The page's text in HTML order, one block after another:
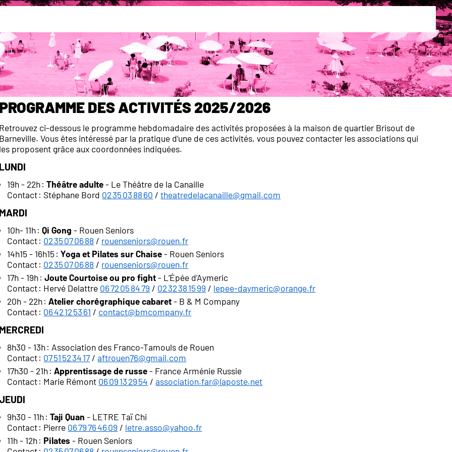
Programme des activités 2025/2026
Retrouvez ci-dessous le programme hebdomadaire des activités proposées à la maison de quartier Brisout de
Barneville. Vous êtes intéressé par la pratique d’une de ces activités, vous pouvez contacter les associations qui
les proposent grâce aux coordonnées indiquées.
Lundi
19h - 22h :Théâtre adulte- Le Théâtre de la Canaille
Contact : Stéphane Bord 02 35 03 88 60 /theatredelacanaille@gmail.com
Mardi
10h- 11h :Qi Gong- Rouen Seniors
Contact : 02 35 07 06 88 / rouenseniors@rouen.fr
14h15 - 16h15 :Yoga et Pilates sur Chaise- Rouen Seniors
Contact : 02 35 07 06 88 / rouenseniors@rouen.fr
17h - 19h :Joute Courtoise ou pro fight- L’Épée d’Aymeric
Contact : Hervé Delattre 06 72 05 84 79 / 02 32 38 15 99 / lepee-daymeric@orange.fr
20h - 22h :Atelier chorégraphique cabaret- B & M Company
Contact : 06 42 12 53 61 / contact@bmcompany.fr
Mercredi
8h30 - 13h : Association des Franco-Tamouls de Rouen
Contact : 07 51 52 34 17 /aftrouen76@gmail.com
17h30 - 21h :Apprentissage de russe- France Arménie Russie
Contact : Marie Rémont 06 09 13 29 54 /association.far@laposte.net
Jeudi
9h30 - 11h :Taji Quan - LETRE Taï Chi
Contact : Pierre 06 79 76 46 09 / letre.asso@yahoo.fr
11h - 12h : Pilates - Rouen Seniors